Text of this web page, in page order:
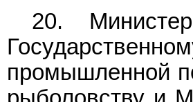
20.
промышленной